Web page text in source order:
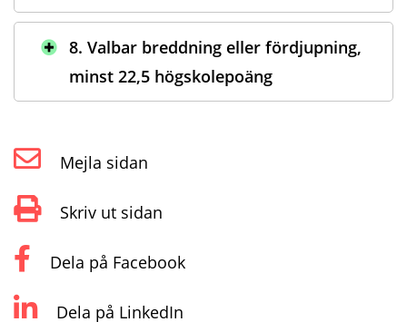
8. Valbar breddning eller fördjupning,
minst 22,5 högskolepoäng
Mejla sidan
Skriv ut sidan
Dela på Facebook
Dela på LinkedIn